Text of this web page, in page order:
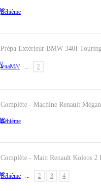
Béhième
Prépa Extérieur BMW 340I
lenaM/// ...
2
Complète - Machine Renault
Béhième
Complète - Main Renault Koleos 2
Béhième ... 2 3
4